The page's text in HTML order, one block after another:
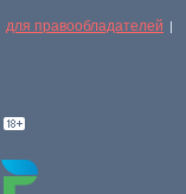
для правообладателей |